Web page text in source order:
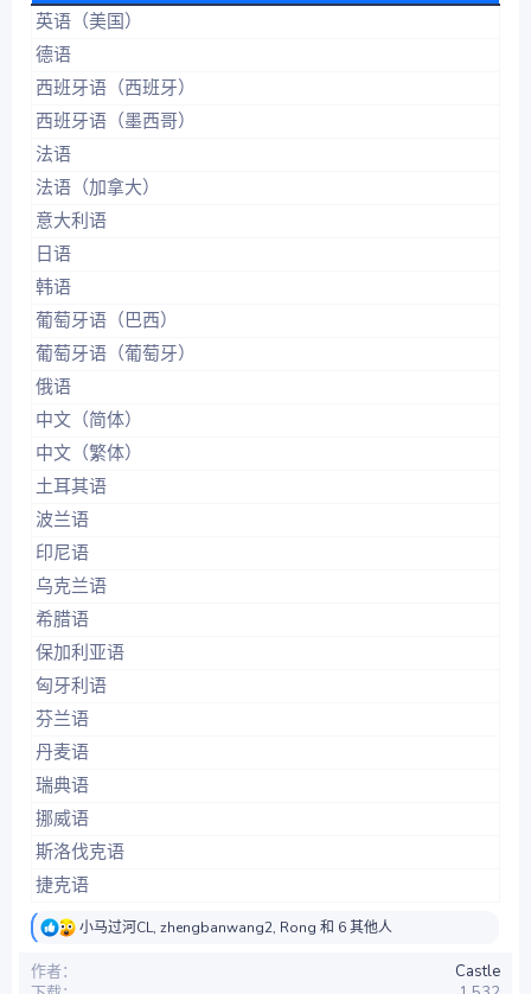
英语（美国）
德语
西班牙语（西班牙）
西班牙语（墨西哥）
法语
法语（加拿大）
意大利语
日语
韩语
葡萄牙语（巴西）
葡萄牙语（葡萄牙）
俄语
中文（简体）
中文（繁体）
土耳其语
波兰语
印尼语
乌克兰语
希腊语
保加利亚语
匈牙利语
芬兰语
丹麦语
瑞典语
挪威语
斯洛伐克语
捷克语
反
小马过河CL, zhengbanwang2, Rong 和 6 其他人
作者
Castle